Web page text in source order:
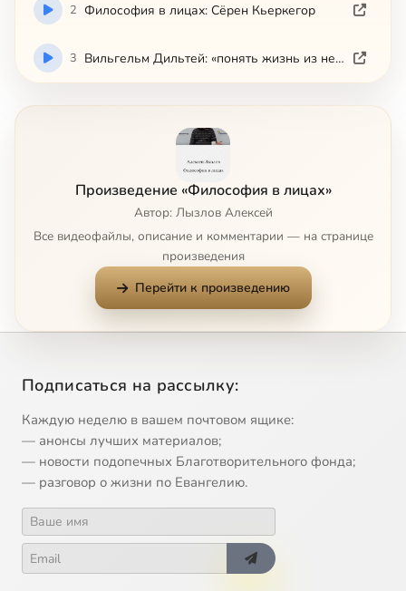
2 Философия в лицах: Сёрен Кьеркегор
3 Вильгельм Дильтей: «понять жизнь из нее самой»
Произведение «Философия в лицах»
Автор: Лызлов Алексей
Все видеофайлы, описание и комментарии — на странице
произведения
Перейти к произведению
Подписаться на рассылку:
Каждую неделю в вашем почтовом ящике:
— анонсы лучших материалов;
— новости подопечных Благотворительного фонда;
— разговор о жизни по Евангелию.